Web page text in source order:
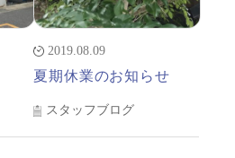
2019.08.09
夏期休業のお知らせ
スタッフブログ